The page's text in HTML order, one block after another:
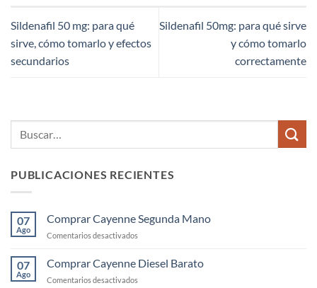
Sildenafil 50 mg: para qué
sirve, cómo tomarlo y efectos
secundarios
Sildenafil 50mg: para qué sirve
y cómo tomarlo
correctamente
PUBLICACIONES RECIENTES
07
Ago
Comprar Cayenne Segunda Mano
Comentarios desactivados
Cayenne
Segunda
Mano
07
Ago
Comprar Cayenne Diesel Barato
Comentarios desactivados